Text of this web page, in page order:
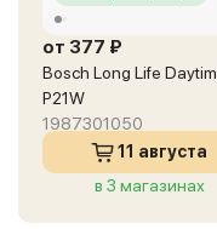
от 377 ₽
Bosch Long Life
P21W
1987301050
11 августа
в 3 магазинах